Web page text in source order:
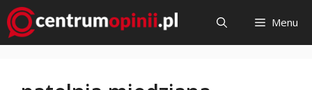
Przejdź
do
treści
Menu